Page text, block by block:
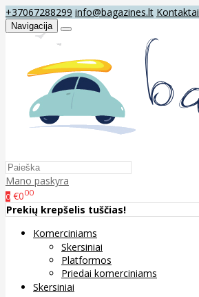
+37067288299 info@bagazines.lt Kontaktai
Navigacija
Mano paskyra
0 €000
Prekių krepšelis tuščias!
Komerciniams
Skersiniai
Platformos
Priedai komerciniams
Skersiniai